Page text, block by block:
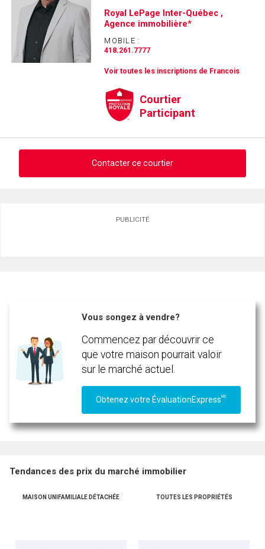
Royal LePage Inter-Québec ,
Agence immobilière*
MOBILE :
418.261.7777
Voir toutes les inscriptions de Francois
Courtier
Participant
Contacter ce courtier
PUBLICITÉ
Vous songez à vendre?
Commencez par découvrir ce
que votre maison pourrait valoir
sur le marché actuel.
Obtenez votre ÉvaluationExpressMC
Tendances des prix du marché immobilier
MAISON UNIFAMILIALE DÉTACHÉE TOUTES LES PROPRIÉTÉS